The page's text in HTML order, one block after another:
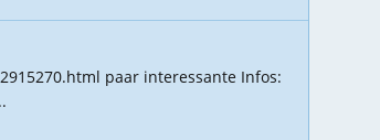
paar interessante Infos: